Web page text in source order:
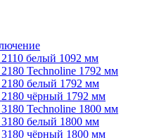
белый 1092 мм
Technoline 1792 мм
белый 1792 мм
чёрный 1792 мм
Technoline 1800 мм
белый 1800 мм
чёрный 1800 мм